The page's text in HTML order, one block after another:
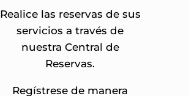
Realice las reservas de sus
servicios a través de
nuestra Central de
Reservas.
Regístrese de manera